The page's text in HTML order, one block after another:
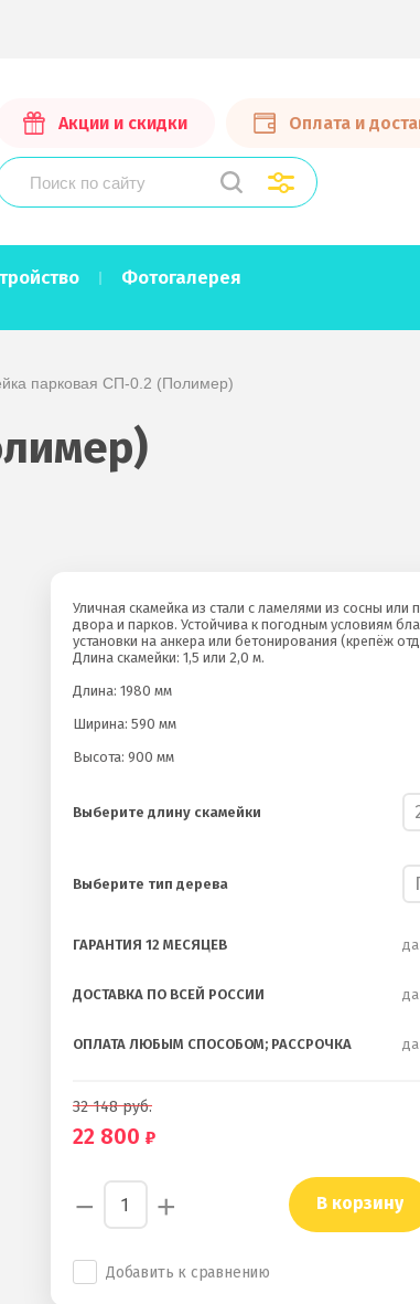
Акции и скидки Оплата и
Фотогалерея
парковая СП-0.2 (Полимер)
Уличная скамейка из стали с ламелями из сосны
двора и парков. Устойчива к погодным условиям
установки на анкера или бетонирования (крепёж
Длина скамейки: 1,5 или 2,0 м.
Длина: 1980 мм
Ширина: 590 мм
Высота: 900 мм
Выберите длину скамейки
Выберите тип дерева
ГАРАНТИЯ 12 МЕСЯЦЕВ да
ДОСТАВКА ПО ВСЕЙ РОССИИ да
ОПЛАТА ЛЮБЫМ СПОСОБОМ; РАССРОЧКА да
32 148руб.
22 800
− + В корзину
Добавить к сравнению